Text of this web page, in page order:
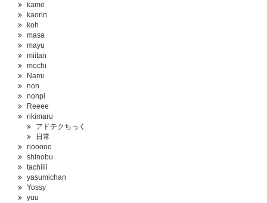
kame
kaorin
koh
masa
mayu
miitan
mochi
Nami
non
nonpi
Reeee
rikimaru
アドテクちっく
日常
riooooo
shinobu
tachiiii
yasumichan
Yossy
yuu